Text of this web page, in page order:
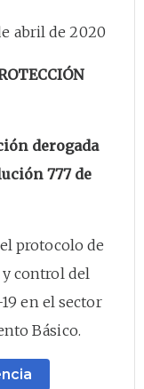
abril de 2020
derogada
777 de
protocolo de
control del
en el sector
Básico.